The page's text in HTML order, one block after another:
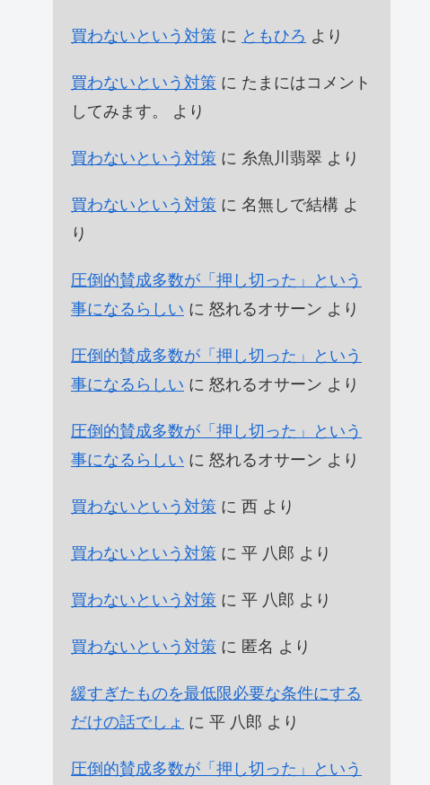
買わないという対策 に ともひろ より
買わないという対策 に たまにはコメント
してみます。
より
買わないという対策 に 糸魚川翡翠 より
買わないという対策 に 名無しで結構 よ
り
圧倒的賛成多数が「押し切った」という
事になるらしい に 怒れるオサーン より
圧倒的賛成多数が「押し切った」という
事になるらしい に 怒れるオサーン より
圧倒的賛成多数が「押し切った」という
事になるらしい に 怒れるオサーン より
買わないという対策 に 西 より
買わないという対策 に 平 八郎 より
買わないという対策 に 平 八郎 より
買わないという対策 に 匿名 より
緩すぎたものを最低限必要な条件にする
だけの話でしょ に 平 八郎 より
圧倒的賛成多数が「押し切った」という